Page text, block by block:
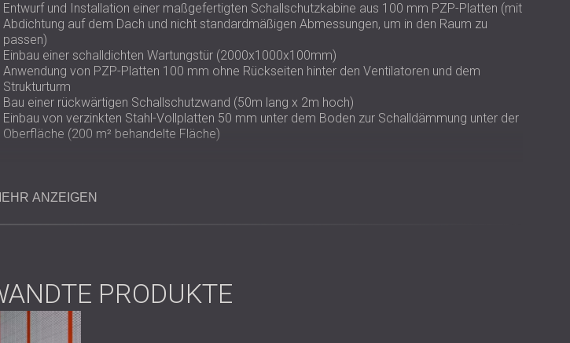
Entwurf und Installation einer maßgefertigten Schallschutzkabine aus 100 mm PZP-Platten (mit
Abdichtung auf dem Dach und nicht standardmäßigen Abmessungen, um in den Raum zu
passen)
Einbau einer schalldichten Wartungstür (2000x1000x100mm)
Anwendung von PZP-Platten 100 mm ohne Rückseiten hinter den Ventilatoren und dem
Strukturturm
Bau einer rückwärtigen Schallschutzwand (50m lang x 2m hoch)
Einbau von verzinkten Stahl-Vollplatten 50 mm unter dem Boden zur Schalldämmung unter der
Oberfläche (200 m² behandelte Fläche)
Lüftungsgeräte herum wurde eine vollständig geschlossene Schallschutzkabine mit den
Geräusche zu vermeiden, die aus dem Boden dringen, wurde unterhalb der
eine separate Behandlung durchgeführt, bei der maßgefertigte, massive Platten mit
Dicke von 50 mm verwendet und unter der vorhandenen Struktur montiert wurden.
ANZEIGEN
PRODUKTE